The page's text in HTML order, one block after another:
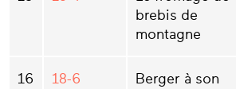
brebis de
montagne
16 18-6
Berger à son